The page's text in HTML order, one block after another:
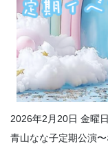
2026年2月20日 金曜日
青山なな子定期公演